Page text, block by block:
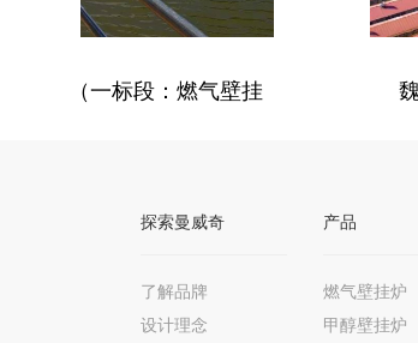
乐陵市公用事业发展中心
探索曼威奇
了解品牌
设计理念
产品
燃气壁挂炉
甲醇壁挂炉